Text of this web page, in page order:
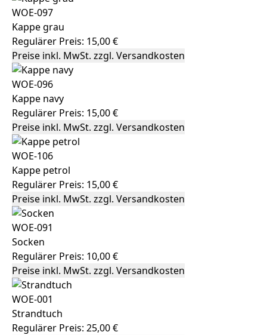
WOE-097
Kappe grau
Regulärer Preis: 15,00 €
Preise inkl. MwSt. zzgl. Versandkosten
WOE-096
Kappe navy
Regulärer Preis: 15,00 €
Preise inkl. MwSt. zzgl. Versandkosten
WOE-106
Kappe petrol
Regulärer Preis: 15,00 €
Preise inkl. MwSt. zzgl. Versandkosten
WOE-091
Socken
Regulärer Preis: 10,00 €
Preise inkl. MwSt. zzgl. Versandkosten
WOE-001
Strandtuch
Regulärer Preis: 25,00 €